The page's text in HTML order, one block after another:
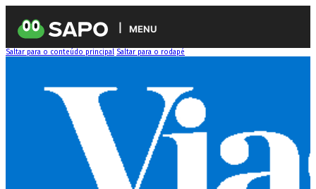
MENU
Saltar para o conteúdo principal Saltar para o rodapé